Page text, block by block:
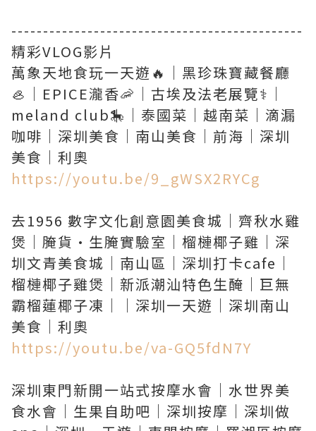
----------------------------------------------
精彩VLOG影片
萬象天地食玩一天遊🔥｜黑珍珠寶藏餐廳
🦪｜EPICE瀧香🦐｜古埃及法老展覽⚕️｜
meland club🎠｜泰國菜｜越南菜｜滴漏
咖啡｜深圳美食｜南山美食｜前海｜深圳
https://youtu.be/9_gWSX2RYCg
去1956 數字文化創意園美食城｜齊秋水雞
煲｜腌貨·生腌實驗室｜榴槤椰子雞｜深
圳文青美食城｜南山區｜深圳打卡cafe｜
榴槤椰子雞煲｜新派潮汕特色生醃｜巨無
霸榴蓮椰子凍｜｜深圳一天遊｜深圳南山
https://youtu.be/va-GQ5fdN7Y
深圳東門新開一站式按摩水會｜水世界美
食水會｜生果自助吧｜深圳按摩｜深圳做